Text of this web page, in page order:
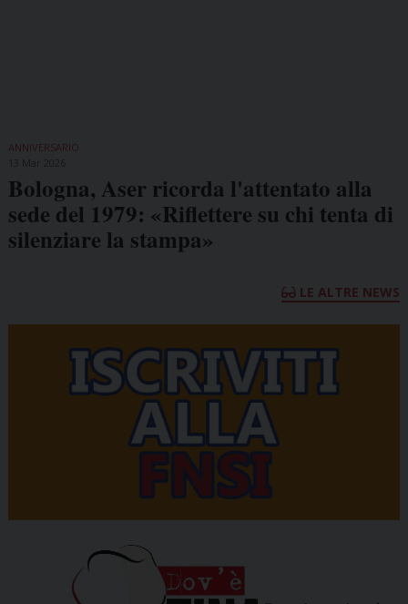
ANNIVERSARIO
Bologna, Aser ricorda l'attentato alla
sede del 1979: «Riflettere su chi tenta di
silenziare la stampa»
LE ALTRE NEWS